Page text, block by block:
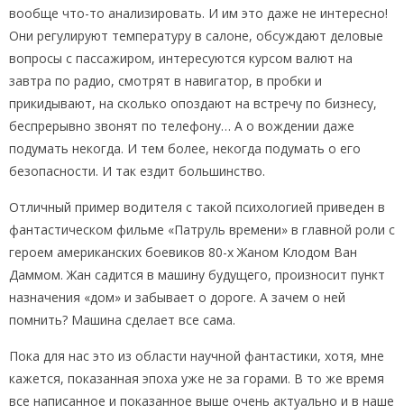
вообще что-то анализировать. И им это даже не интересно!
Они регулируют температуру в салоне, обсуждают деловые
вопросы с пассажиром, интересуются курсом валют на
завтра по радио, смотрят в навигатор, в пробки и
прикидывают, на сколько опоздают на встречу по бизнесу,
беспрерывно звонят по телефону… А о вождении даже
подумать некогда. И тем более, некогда подумать о его
безопасности. И так ездит большинство.
Отличный пример водителя с такой психологией приведен в
фантастическом фильме «Патруль времени» в главной роли с
героем американских боевиков 80-х Жаном Клодом Ван
Даммом. Жан садится в машину будущего, произносит пункт
назначения «дом» и забывает о дороге. А зачем о ней
помнить? Машина сделает все сама.
Пока для нас это из области научной фантастики, хотя, мне
кажется, показанная эпоха уже не за горами. В то же время
все написанное и показанное выше очень актуально и в наше